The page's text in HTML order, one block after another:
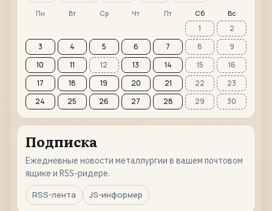
Пн Вт Ср Чт Пт Сб Вс
1
2
3
4 5 6 7 8
9
10
11 12 13 14 15
16
17
18 19 20 21 22
23
24
25 26 27 28 29 30
Подписка
Ежедневные новости металлургии в вашем почтовом
ящике и RSS-ридере.
RSS-лента
JS-информер